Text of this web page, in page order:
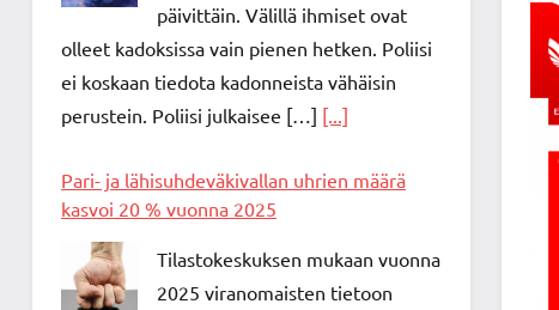
päivittäin. Välillä ihmiset ovat
olleet kadoksissa vain pienen hetken. Poliisi
ei koskaan tiedota kadonneista vähäisin
perustein. Poliisi julkaisee […] [...]
Pari- ja lähisuhdeväkivallan uhrien määrä
kasvoi 20 % vuonna 2025
Tilastokeskuksen mukaan vuonna
2025 viranomaisten tietoon